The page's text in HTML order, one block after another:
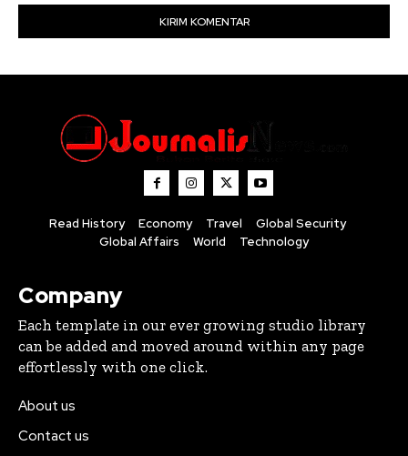
Read History Economy Travel
Global Security
Global Affairs
World Technology
Company
Each template in our ever growing studio library
can be added and moved around within any page
effortlessly with one click.
About us
Contact us